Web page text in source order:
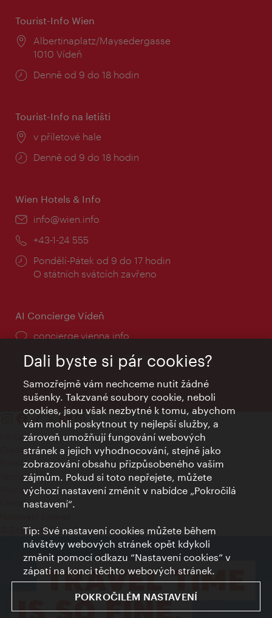
Tourist-Info Wien
Místo:
Albertinaplatz/Maysedergasse
1010 Vídeň
Provozní
Denně od 9 do 18 hodin
Tourist-Info na letišti
Místo:
v příletové hale
Provozní
Denně od 9 do 18 hodin
Wien Hotels & Info
E-
info@wien.info
Telefon:
+43-1-24 555
Provozní
doba:
Pondělí-Pátek od 9 do 17 hodin
O státních svátcích zavřeno
AI Concierge Vídeň
concierge.vienna.info
Informace 24 hodin denně
Kontakty
Credits
Prohlášení o ochraně osobních údajů
Terms of Use
Přístupnost
Kontakt pro tisk
© Copyright Wien Tourismus
Dali byste si pár cookies?
Samozřejmě vám nechceme nutit žádné
sušenky. Takzvané soubory cookie, neboli
cookies, jsou však nezbytné k tomu, abychom
vám mohli poskytnout ty nejlepší služby, a
zároveň umožňují fungování webových
stránek a jejich vyhodnocování, stejně jako
zobrazování obsahu přizpůsobeného vašim
zájmům. Pokud si toto nepřejete, můžete
výchozí nastavení změnit v nabídce „Pokročilá
nastavení“.
Tip: Své nastavení cookies můžete během
návštěvy webových stránek opět kdykoli
změnit pomocí odkazu “Nastavení cookies” v
zápatí na konci těchto webových stránek.
POKROČILÉM NASTAVENÍ